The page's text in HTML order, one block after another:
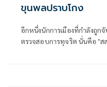
ขุนพลปราบโกง
อีกหนึ่งนักการเมืองที่กำลังถู
ตรวจสอบการทุจริต นั่นคือ "